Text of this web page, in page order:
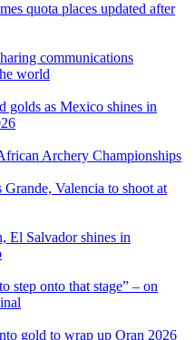
quota places updated after
communications
world
golds as Mexico shines in
Archery Championships
Valencia to shoot at
El Salvador shines in
step onto that stage” – on
gold to wrap up Oran 2026